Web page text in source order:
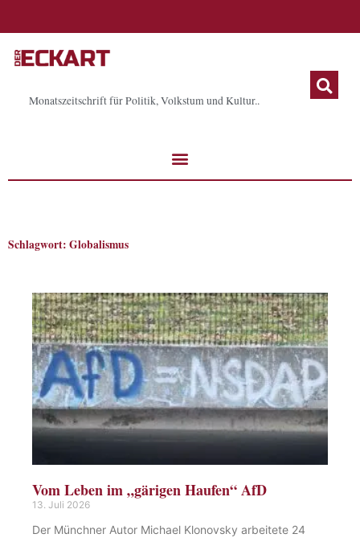
Monatszeitschrift für Politik, Volkstum und Kultur..
Schlagwort: Globalismus
Vom Leben im „gärigen Haufen“ AfD
13. Juli 2026
Der Münchner Autor Michael Klonovsky arbeitete 24
SeiteSeiteSeiteSeiteSeite